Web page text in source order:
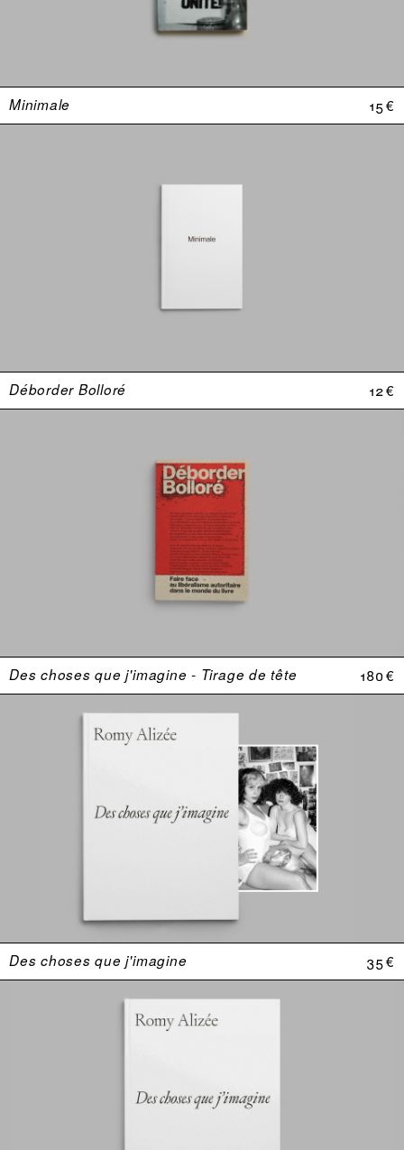
Minimale 15 €
Déborder Bolloré 12 €
Des choses que j'imagine - Tirage de tête 180 €
Des choses que j'imagine 35 €